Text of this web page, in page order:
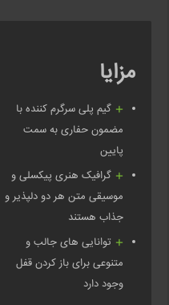
مزایا
گیم پلی سرگرم کننده با
مضمون حفاری به سمت
پایین
گرافیک هنری پیکسلی و
موسیقی متن هر دو دلپذیر و
جذاب هستند
توانایی های جالب و
متنوعی برای باز کردن قفل
وجود دارد